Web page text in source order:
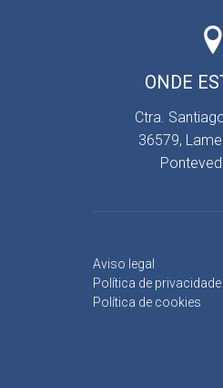
ONDE
Ctra.
36579,
Aviso legal
Política de privacidade
Política de cookies